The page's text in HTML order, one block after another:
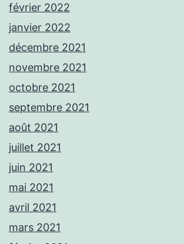
février 2022
janvier 2022
décembre 2021
novembre 2021
octobre 2021
septembre 2021
août 2021
juillet 2021
juin 2021
mai 2021
avril 2021
mars 2021